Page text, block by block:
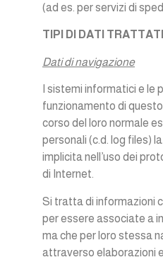
(ad es. per servizi di
TIPI DI DATI TRATTATI
Dati di navigazione
I sistemi informatici e le
funzionamento di
corso del loro normale
personali (c.d. log files)
implicita nell’uso dei
di Internet.
Si tratta di informazioni
per essere associate a
ma che per loro stessa
attraverso elaborazioni